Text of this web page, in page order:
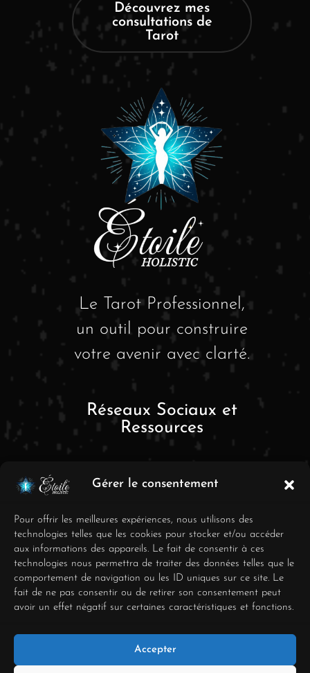
Gérer le consentement
Pour offrir les meilleures expériences, nous utilisons des
technologies telles que les cookies pour stocker et/ou accéder
aux informations des appareils. Le fait de consentir à ces
technologies nous permettra de traiter des données telles que le
comportement de navigation ou les ID uniques sur ce site. Le
fait de ne pas consentir ou de retirer son consentement peut
avoir un effet négatif sur certaines caractéristiques et fonctions.
Accepter
Découvrez mes
consultations de
Tarot
Le Tarot Professionnel,
un outil pour construire
votre avenir avec clarté.
Réseaux Sociaux et
Ressources
FAQ
Mentions Légales
Conditions générales de
vente
Déclaration de